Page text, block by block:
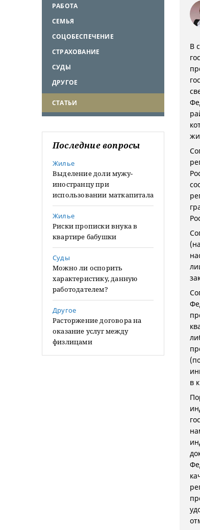
РАБОТА
СЕМЬЯ
СОЦОБЕСПЕЧЕНИЕ
СТРАХОВАНИЕ
СУДЫ
ДРУГОЕ
СТАТЬИ
Последние вопросы
Жилье
Выделение доли мужу-
иностранцу при
использовании маткапитала
Жилье
Риски прописки внука в
квартире бабушки
Суды
Можно ли оспорить
характеристику, данную
работодателем?
Другое
Расторжение договора на
оказание услуг между
физлицами
В
в